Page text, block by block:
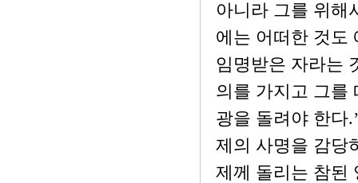
아니라 그를 위해
에는 어떠한 것도
임명받은 자라는
의를 가지고 그를
광을 돌려야 한다
제의 사명을 감당
제께 돌리는 참된